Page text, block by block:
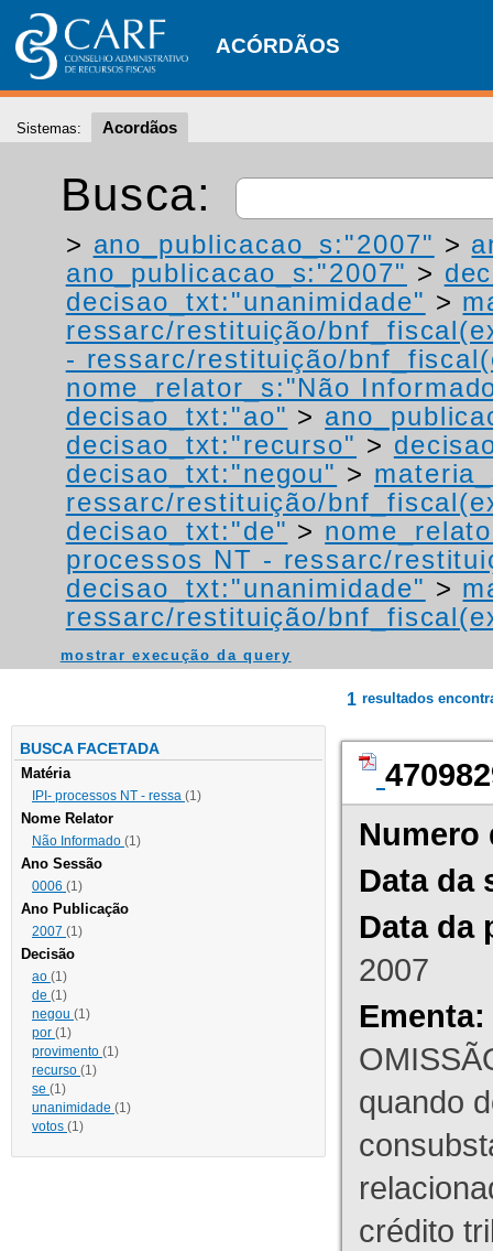
ACÓRDÃOS
Sistemas: Acordãos
Busca:
> ano_publicacao_s:"2007" >
ano_publicacao_s:"2007" >
decisao_txt:"unanimidade" >
ressarc/restituição/
- ressarc/restituição/
nome_relator_s:"Não
decisao_txt:"ao" >
decisao_txt:"recurso" >
decisao_txt:"negou" >
ressarc/restituição/
decisao_txt:"de" >
processos NT - ressarc/
decisao_txt:"unanimidade" >
ressarc/restituição/
mostrar execução da query
BUSCA FACETADA
Matéria
IPI- processos NT - ressa (1)
Nome Relator
Não Informado (1)
Ano Sessão
0006 (1)
Ano Publicação
2007 (1)
Decisão
ao (1)
de (1)
negou (1)
por (1)
provimento (1)
recurso (1)
se (1)
unanimidade (1)
votos (1)
1 resultados
Numero
Data da
Data da
2007
Ementa:
quando
crédito